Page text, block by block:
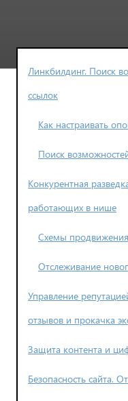
Линкбилдинг. Поиск
ссылок
Как настраивать
Поиск
Конкурентная
работающих в нише
Схемы
Отслеживание
Управление
отзывов и прокачка
Защита контента и
Безопасность сайта.